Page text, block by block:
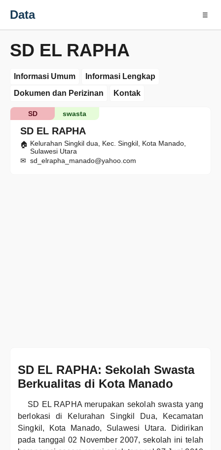
Data ☰
SD EL RAPHA
Informasi Umum
Informasi Lengkap
Dokumen dan Perizinan
Kontak
SD EL RAPHA
swasta
SD
Kelurahan Singkil dua, Kec. Singkil, Kota Manado,
Sulawesi Utara
sd_elrapha_manado@yahoo.com
SD EL RAPHA: Sekolah Swasta
Berkualitas di Kota Manado
SD EL RAPHA merupakan sekolah swasta yang
berlokasi di Kelurahan Singkil Dua, Kecamatan
Singkil, Kota Manado, Sulawesi Utara. Didirikan
pada tanggal 02 November 2007, sekolah ini telah